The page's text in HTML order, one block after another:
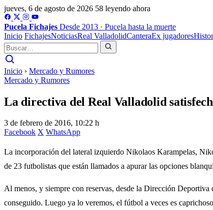
jueves, 6 de agosto de 2026 58 leyendo ahora
Pucela Fichajes Desde 2013 · Pucela hasta la muerte
Inicio FichajesNoticiasReal ValladolidCanteraEx jugadores
Inicio › Mercado y Rumores
Mercado y Rumores
La directiva del Real Valladolid
3 de febrero de 2016, 10:22 h
Facebook X WhatsApp
La incorporación del lateral izquierdo Nikolaos Karampelas,
de 23 futbolistas que están llamados a apurar las opciones
Al menos, y siempre con reservas, desde la Dirección
conseguido. Luego ya lo veremos, el fútbol a veces es